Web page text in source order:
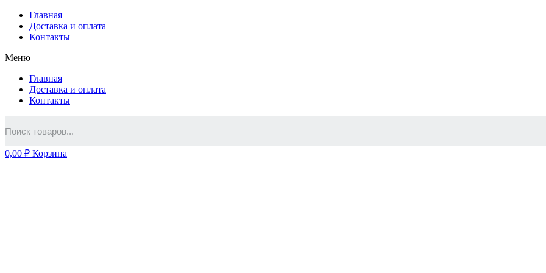
Главная
Доставка и оплата
Контакты
Меню
Главная
Доставка и оплата
Контакты
0,00 ₽ Корзина